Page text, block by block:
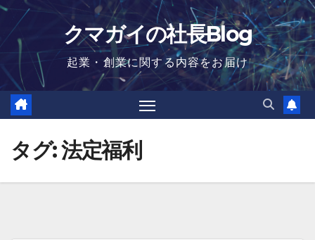
Skip
content
クマガイの社長Blog
起業・創業に関する内容をお届け
タグ:法定福利